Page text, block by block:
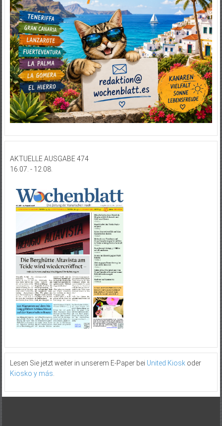
AKTUELLE AUSGABE 474
16.07. - 12.08.
Lesen Sie jetzt weiter in unserem E-Paper bei United Kioskoder
Kiosko y más